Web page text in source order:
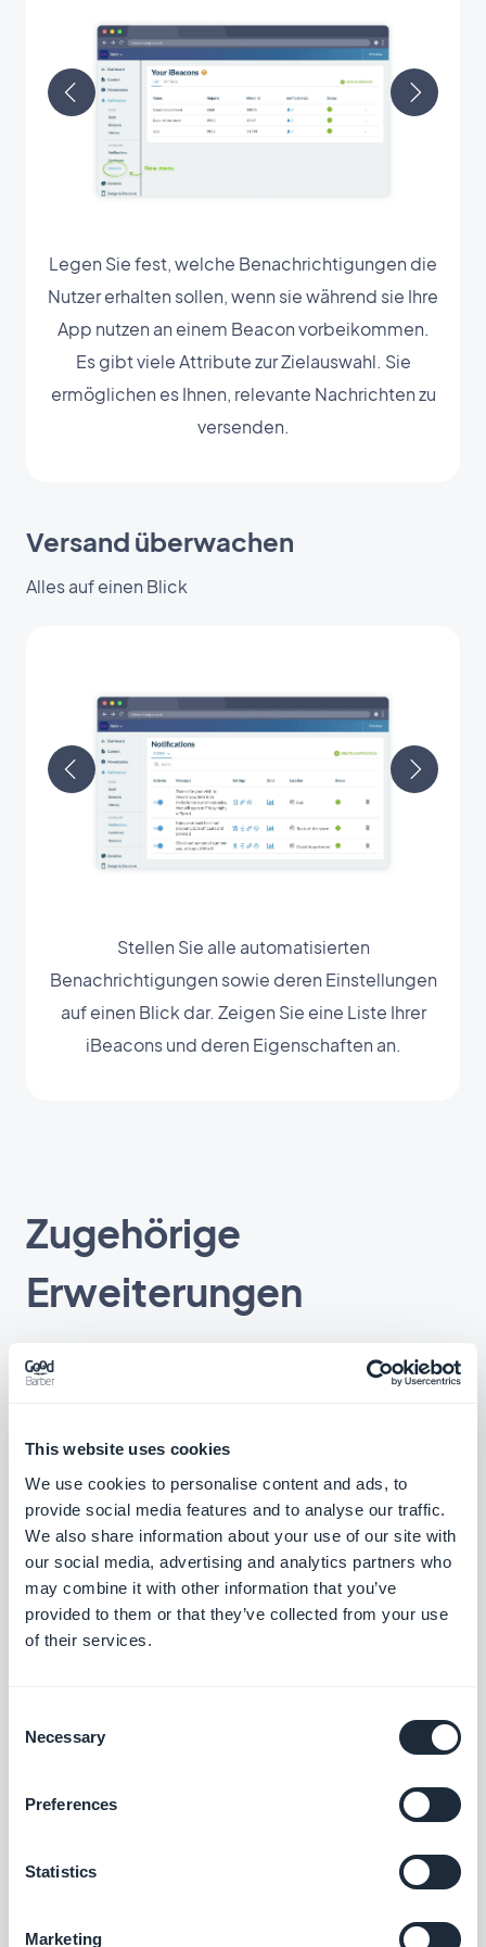
This website uses cookies
We use cookies to personalise content and ads, to
provide social media features and to analyse our traffic.
We also share information about your use of our site with
our social media, advertising and analytics partners who
may combine it with other information that you’ve
provided to them or that they’ve collected from your use
of their services.
Selection
Necessary
Preferences
Statistics
Marketing
Legen Sie fest, welche Benachrichtigungen die
Nutzer erhalten sollen, wenn sie während sie Ihre
App nutzen an einem Beacon vorbeikommen.
Es gibt viele Attribute zur Zielauswahl. Sie
ermöglichen es Ihnen, relevante Nachrichten zu
versenden.
Versand überwachen
Alles auf einen Blick
Stellen Sie alle automatisierten
Benachrichtigungen sowie deren Einstellungen
auf einen Blick dar. Zeigen Sie eine Liste Ihrer
iBeacons und deren Eigenschaften an.
Zugehörige
Erweiterungen
Definieren Sie geografische Bereiche, in
Benachrichtigungen an Ihre App-Nutzer
versendet werden
Kostenlos
Automatische Push-
Benachrichtigungen
Gibt es etwas Neues zu Ihrer App?
Vimeo-Inhalte automatisch und in Echtzeit